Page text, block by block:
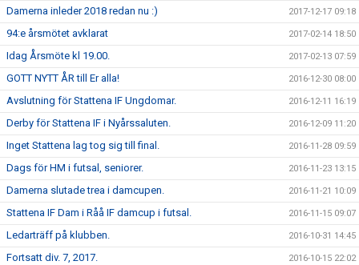
Damerna inleder 2018 redan nu :) 2017-12-17 09:18
94:e årsmötet avklarat 2017-02-14 18:50
Idag Årsmöte kl 19.00. 2017-02-13 07:59
GOTT NYTT ÅR till Er alla! 2016-12-30 08:00
Avslutning för Stattena IF Ungdomar. 2016-12-11 16:19
Derby för Stattena IF i Nyårssaluten. 2016-12-09 11:20
Inget Stattena lag tog sig till final. 2016-11-28 09:59
Dags för HM i futsal, seniorer. 2016-11-23 13:15
Damerna slutade trea i damcupen. 2016-11-21 10:09
Stattena IF Dam i Råå IF damcup i futsal. 2016-11-15 09:07
Ledarträff på klubben. 2016-10-31 14:45
Fortsatt div. 7, 2017. 2016-10-15 22:02